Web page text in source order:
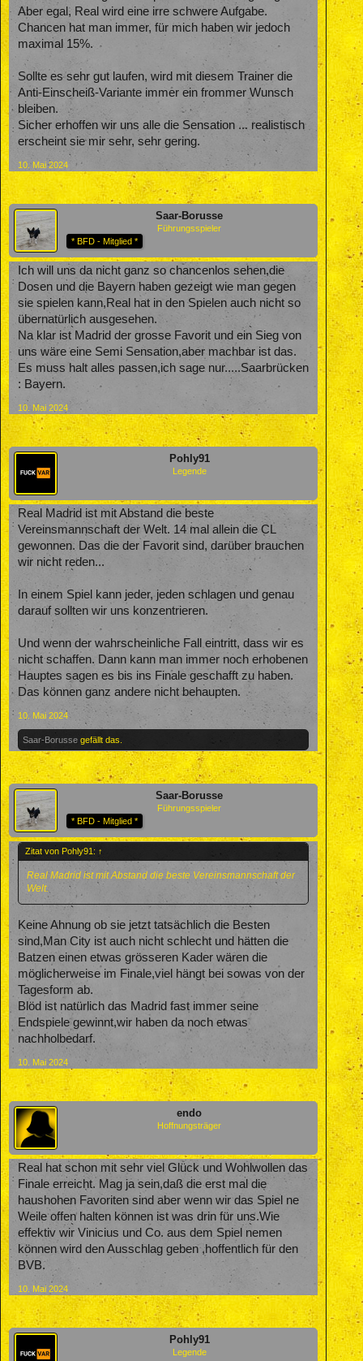
Aber egal, Real wird eine irre schwere Aufgabe.
Chancen hat man immer, für mich haben wir jedoch
maximal 15%.
Sollte es sehr gut laufen, wird mit diesem Trainer die
Anti-Einscheiß-Variante immer ein frommer Wunsch
bleiben.
Sicher erhoffen wir uns alle die Sensation ... realistisch
erscheint sie mir sehr, sehr gering.
10. Mai 2024
Saar-Borusse
Führungsspieler
* BFD - Mitglied *
Ich will uns da nicht ganz so chancenlos sehen,die
Dosen und die Bayern haben gezeigt wie man gegen
sie spielen kann,Real hat in den Spielen auch nicht so
übernatürlich ausgesehen.
Na klar ist Madrid der grosse Favorit und ein Sieg von
uns wäre eine Semi Sensation,aber machbar ist das.
Es muss halt alles passen,ich sage nur.....Saarbrücken
: Bayern.
10. Mai 2024
Pohly91
Legende
Real Madrid ist mit Abstand die beste
Vereinsmannschaft der Welt. 14 mal allein die CL
gewonnen. Das die der Favorit sind, darüber brauchen
wir nicht reden...
In einem Spiel kann jeder, jeden schlagen und genau
darauf sollten wir uns konzentrieren.
Und wenn der wahrscheinliche Fall eintritt, dass wir es
nicht schaffen. Dann kann man immer noch erhobenen
Hauptes sagen es bis ins Finale geschafft zu haben.
Das können ganz andere nicht behaupten.
10. Mai 2024
Saar-Borusse gefällt das.
Saar-Borusse
Führungsspieler
* BFD - Mitglied *
Zitat von Pohly91: ↑
Real Madrid ist mit Abstand die beste Vereinsmannschaft der
Welt.
Keine Ahnung ob sie jetzt tatsächlich die Besten
sind,Man City ist auch nicht schlecht und hätten die
Batzen einen etwas grösseren Kader wären die
möglicherweise im Finale,viel hängt bei sowas von der
Tagesform ab.
Blöd ist natürlich das Madrid fast immer seine
Endspiele gewinnt,wir haben da noch etwas
nachholbedarf.
10. Mai 2024
endo
Hoffnungsträger
Real hat schon mit sehr viel Glück und Wohlwollen das
Finale erreicht. Mag ja sein,daß die erst mal die
haushohen Favoriten sind aber wenn wir das Spiel ne
Weile offen halten können ist was drin für uns.Wie
effektiv wir Vinicius und Co. aus dem Spiel nemen
können wird den Ausschlag geben ,hoffentlich für den
BVB.
10. Mai 2024
Pohly91
Legende